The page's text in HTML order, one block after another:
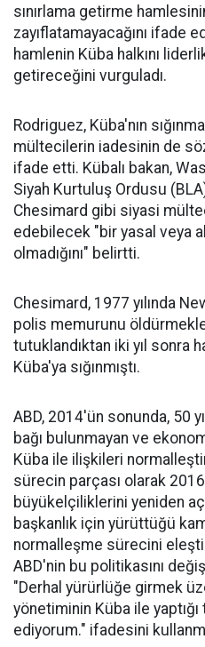
sınırlama getirme
zayıflatamayacağını ifade
hamlenin Küba halkını
getireceğini vurguladı.
Rodriguez, Küba'nın
mültecilerin iadesinin de
ifade etti. Kübalı bakan,
Siyah Kurtuluş Ordusu
Chesimard gibi siyasi
edebilecek "bir yasal veya
olmadığını" belirtti.
Chesimard, 1977 yılında
polis memurunu
tutuklandıktan iki yıl sonra
Küba'ya sığınmıştı.
ABD, 2014'ün sonunda, 50
bağı bulunmayan ve
Küba ile ilişkileri
sürecin parçası olarak
büyükelçiliklerini yeniden
başkanlık için yürüttüğü
normalleşme sürecini
ABD'nin bu politikasını
"Derhal yürürlüğe girmek
yönetiminin Küba ile yaptığı
ediyorum." ifadesini